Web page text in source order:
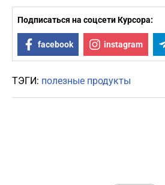
Подписаться на соцсети Курсора:
facebook instagram
ТЭГИ: полезные продукты